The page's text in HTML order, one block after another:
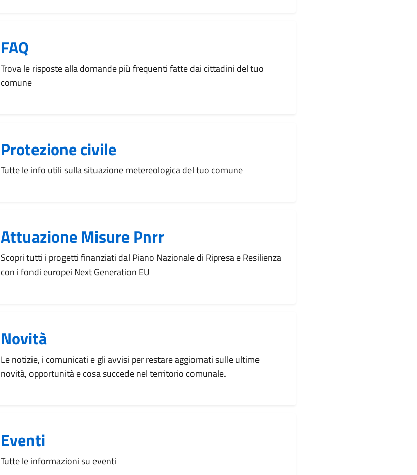
FAQ
Trova le risposte alla domande più frequenti fatte dai cittadini del tuo
comune
Protezione civile
Tutte le info utili sulla situazione metereologica del tuo comune
Attuazione Misure Pnrr
Scopri tutti i progetti finanziati dal Piano Nazionale di Ripresa e Resilienza
con i fondi europei Next Generation EU
Novità
Le notizie, i comunicati e gli avvisi per restare aggiornati sulle ultime
novità, opportunità e cosa succede nel territorio comunale.
Eventi
Tutte le informazioni su eventi